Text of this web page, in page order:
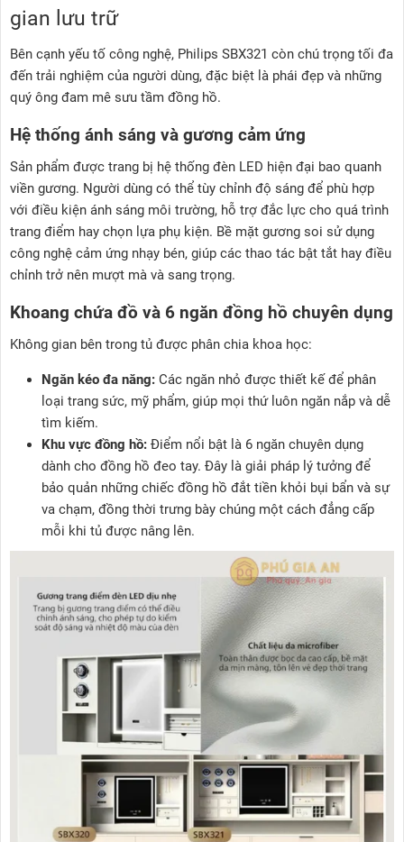
gian lưu trữ
Bên cạnh yếu tố công nghệ, Philips SBX321 còn chú trọng tối đa
đến trải nghiệm của người dùng, đặc biệt là phái đẹp và những
quý ông đam mê sưu tầm đồng hồ.
Hệ thống ánh sáng và gương cảm ứng
Sản phẩm được trang bị hệ thống đèn LED hiện đại bao quanh
viền gương. Người dùng có thể tùy chỉnh độ sáng để phù hợp
với điều kiện ánh sáng môi trường, hỗ trợ đắc lực cho quá trình
trang điểm hay chọn lựa phụ kiện. Bề mặt gương soi sử dụng
công nghệ cảm ứng nhạy bén, giúp các thao tác bật tắt hay điều
chỉnh trở nên mượt mà và sang trọng.
Khoang chứa đồ và 6 ngăn đồng hồ chuyên dụng
Không gian bên trong tủ được phân chia khoa học:
Ngăn kéo đa năng: Các ngăn nhỏ được thiết kế để phân
loại trang sức, mỹ phẩm, giúp mọi thứ luôn ngăn nắp và dễ
tìm kiếm.
Khu vực đồng hồ: Điểm nổi bật là 6 ngăn chuyên dụng
dành cho đồng hồ đeo tay. Đây là giải pháp lý tưởng để
bảo quản những chiếc đồng hồ đắt tiền khỏi bụi bẩn và sự
va chạm, đồng thời trưng bày chúng một cách đẳng cấp
mỗi khi tủ được nâng lên.